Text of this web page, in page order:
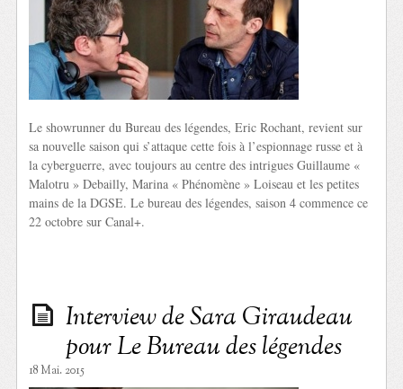
Le showrunner du Bureau des légendes, Eric Rochant, revient sur
sa nouvelle saison qui s’attaque cette fois à l’espionnage russe et à
la cyberguerre, avec toujours au centre des intrigues Guillaume «
Malotru » Debailly, Marina « Phénomène » Loiseau et les petites
mains de la DGSE. Le bureau des légendes, saison 4 commence ce
22 octobre sur Canal+.
Interview de Sara Giraudeau
pour Le Bureau des légendes
18 Mai. 2015